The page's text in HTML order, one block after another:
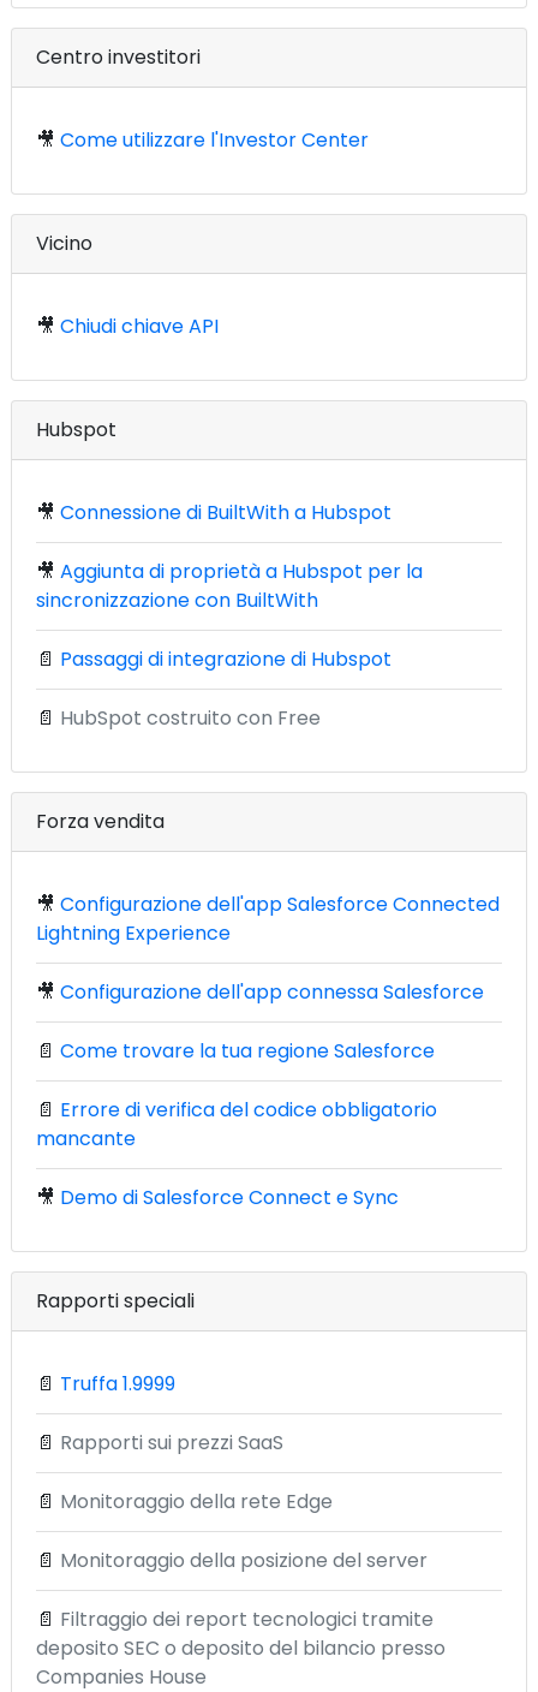
Centro investitori
🎥 Come utilizzare l'Investor Center
Vicino
🎥 Chiudi chiave API
Hubspot
🎥 Connessione di BuiltWith a Hubspot
🎥 Aggiunta di proprietà a Hubspot per la
sincronizzazione con BuiltWith
📄 Passaggi di integrazione di Hubspot
📄 HubSpot costruito con Free
Forza vendita
🎥 Configurazione dell'app Salesforce Connected
Lightning Experience
🎥 Configurazione dell'app connessa Salesforce
📄 Come trovare la tua regione Salesforce
📄 Errore di verifica del codice obbligatorio
mancante
🎥 Demo di Salesforce Connect e Sync
Rapporti speciali
📄 Truffa 1.9999
📄 Rapporti sui prezzi SaaS
📄 Monitoraggio della rete Edge
📄 Monitoraggio della posizione del server
📄 Filtraggio dei report tecnologici tramite
deposito SEC o deposito del bilancio presso
Companies House